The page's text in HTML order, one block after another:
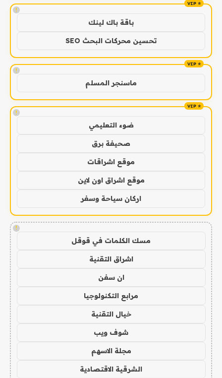
!
باقة باك لينك
تحسين محركات البحث SEO
!
ماسنجر المسلم
!
ضوء التعليمي
صحيفة برق
موقع اشراقات
موقع اشراق اون لاين
اركان سياحة وسفر
!
مسك الكلمات في قوقل
اشراق التقنية
ان سفن
مرابع التكنولوجيا
خيال التقنية
شوف ويب
مجلة الاسهم
الشرقية الاقتصادية